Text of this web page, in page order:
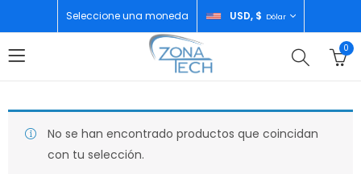
Seleccione una moneda USD, $ Dólar
0
No se han encontrado productos que coincidan
con tu selección.